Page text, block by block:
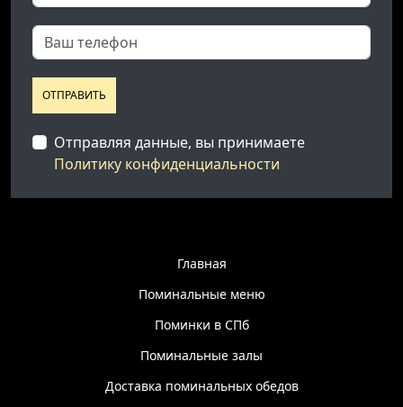
ОТПРАВИТЬ
Отправляя данные, вы принимаете
Политику конфиденциальности
Главная
Поминальные меню
Поминки в СПб
Поминальные залы
Доставка поминальных обедов